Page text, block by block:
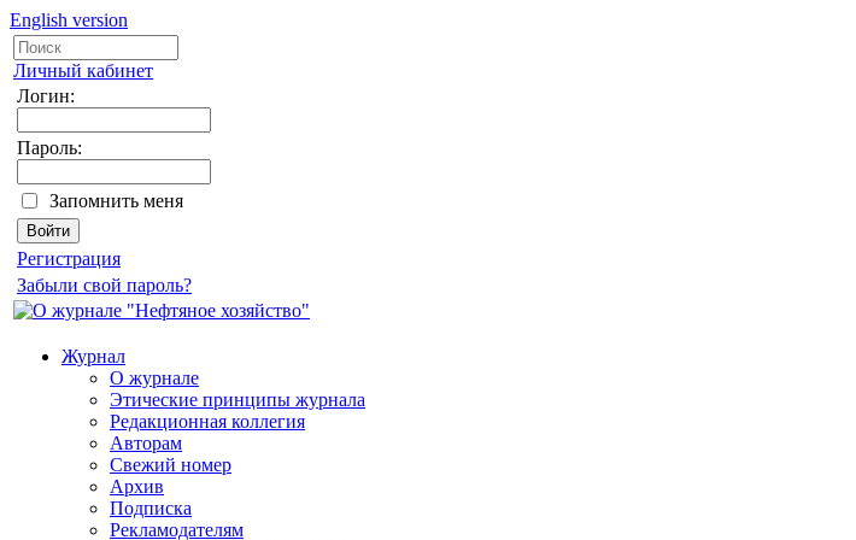
English version
Личный кабинет
Логин:
Пароль:
Запомнить меня
Регистрация
Забыли свой пароль?
Журнал
О журнале
Этические принципы журнала
Редакционная коллегия
Авторам
Свежий номер
Архив
Подписка
Рекламодателям